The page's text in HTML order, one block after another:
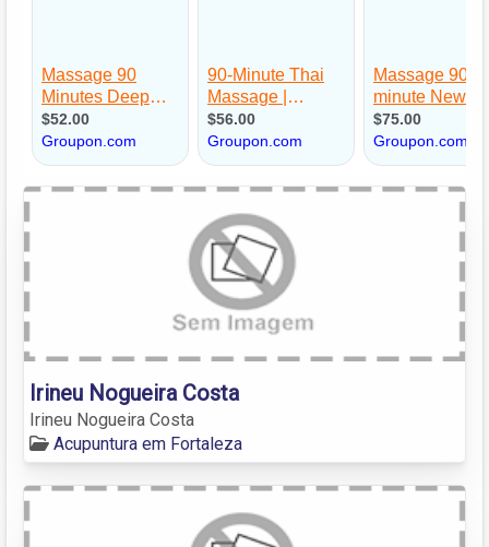
Irineu Nogueira Costa
Irineu Nogueira Costa
Acupuntura em Fortaleza